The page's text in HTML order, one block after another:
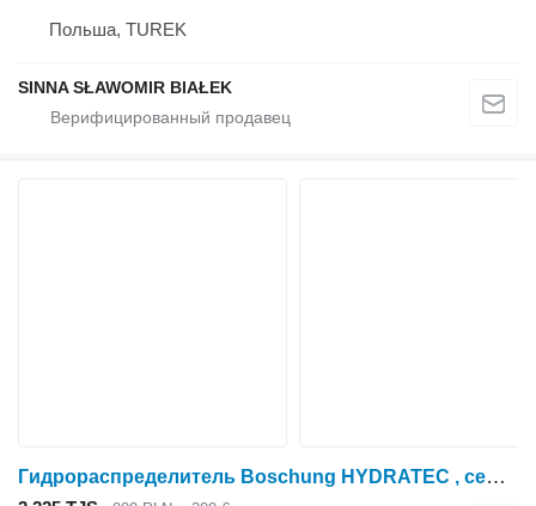
Польша, TUREK
SINNA SŁAWOMIR BIAŁEK
Гидрораспределитель Boschung HYDRATEC , cewka 12V rozdzielacz hydrauliczny 050760.003 для трактора колесного